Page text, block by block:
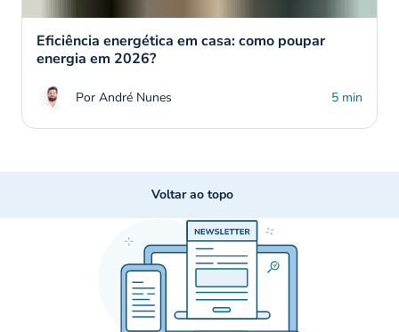
Eficiência energética em casa: como poupar
energia em 2026?
Por André Nunes 5 min
Voltar ao topo